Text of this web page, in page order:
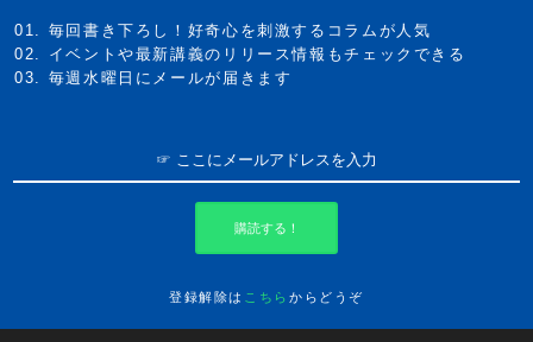
毎回書き下ろし！好奇心を刺激するコラムが人気
イベントや最新講義のリリース情報もチェックできる
毎週水曜日にメールが届きます
購読する！
登録解除は こちら からどうぞ